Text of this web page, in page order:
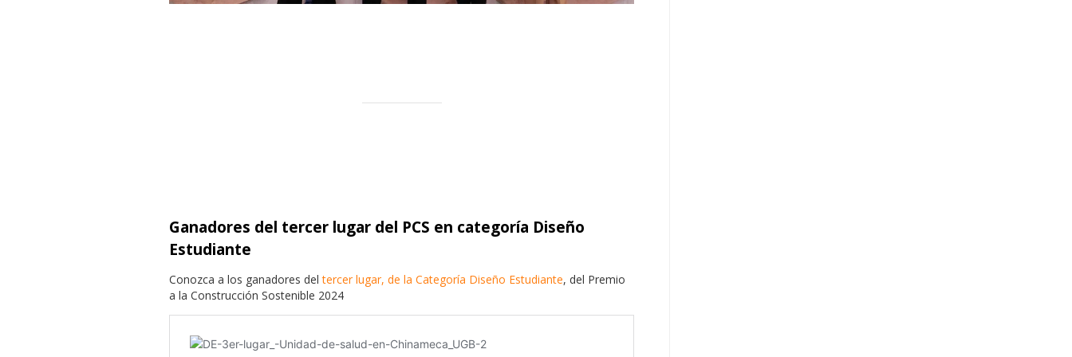
Ganadores del tercer lugar del PCS en categoría Diseño
Estudiante
Conozca a los ganadores del tercer lugar, de la Categoría Diseño Estudiante, del Premio
a la Construcción Sostenible 2024